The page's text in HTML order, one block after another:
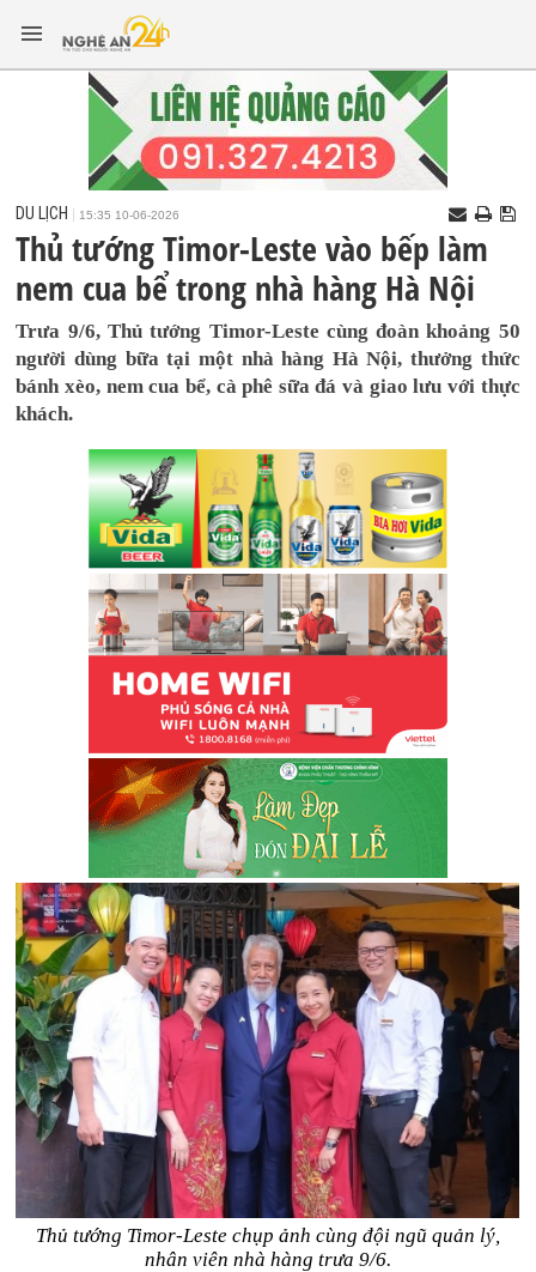
DU LỊCH 15:35 10-06-2026
Thủ tướng Timor-Leste vào bếp làm
nem cua bể trong nhà hàng Hà Nội
Trưa 9/6, Thủ tướng Timor-Leste cùng đoàn khoảng 50
người dùng bữa tại một nhà hàng Hà Nội, thưởng thức
bánh xèo, nem cua bể, cà phê sữa đá và giao lưu với thực
khách.
Thủ tướng Timor-Leste chụp ảnh cùng đội ngũ quản lý,
nhân viên nhà hàng trưa 9/6.